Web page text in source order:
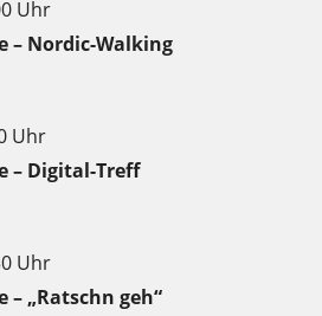
Uhr
– Nordic-Walking
Uhr
– Digital-Treff
Uhr
„Ratschn geh“